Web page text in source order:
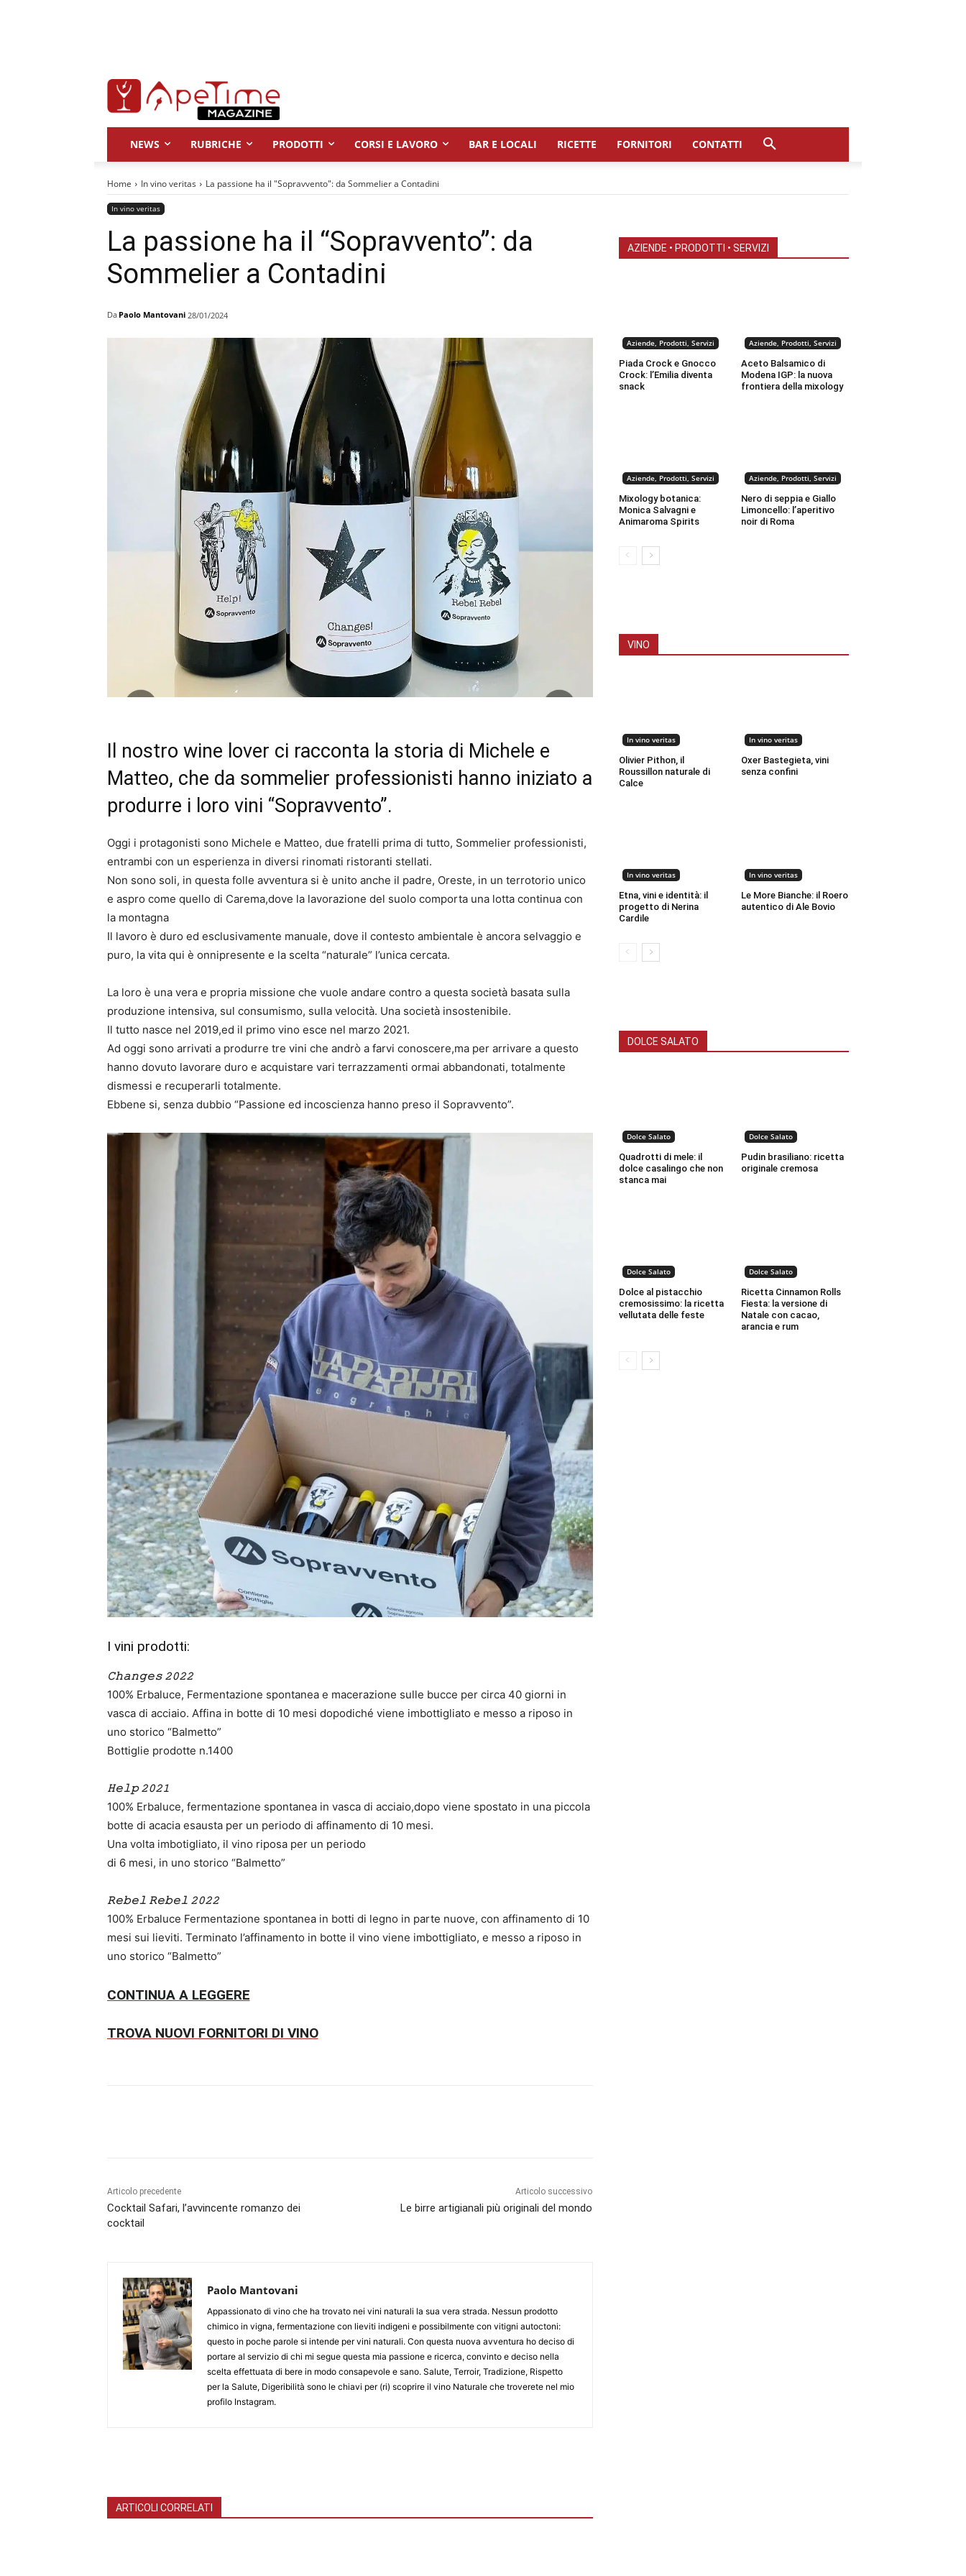
NEWS RUBRICHE PRODOTTI CORSI E LAVORO BAR E LOCALI RICETTE FORNITORI CONTATTI
Home In vino veritas La passione ha il "Sopravvento": da Sommelier a Contadini
In vino veritas
La passione ha il “Sopravvento”: da
Sommelier a Contadini
Da Paolo Mantovani 28/01/2024
Il nostro wine lover ci racconta la storia di Michele e
Matteo, che da sommelier professionisti hanno iniziato a
produrre i loro vini “Sopravvento”.
Oggi i protagonisti sono Michele e Matteo, due fratelli prima di tutto, Sommelier professionisti,
entrambi con un esperienza in diversi rinomati ristoranti stellati.
Non sono soli, in questa folle avventura si è unito anche il padre, Oreste, in un terrotorio unico
e aspro come quello di Carema,dove la lavorazione del suolo comporta una lotta continua con
la montagna
Il lavoro è duro ed esclusivamente manuale, dove il contesto ambientale è ancora selvaggio e
puro, la vita qui è onnipresente e la scelta “naturale” l’unica cercata.
La loro è una vera e propria missione che vuole andare contro a questa società basata sulla
produzione intensiva, sul consumismo, sulla velocità. Una società insostenibile.
Il tutto nasce nel 2019,ed il primo vino esce nel marzo 2021.
Ad oggi sono arrivati a produrre tre vini che andrò a farvi conoscere,ma per arrivare a questo
hanno dovuto lavorare duro e acquistare vari terrazzamenti ormai abbandonati, totalmente
dismessi e recuperarli totalmente.
Ebbene si, senza dubbio “Passione ed incoscienza hanno preso il Sopravvento”.
I vini prodotti:
𝙲𝚑𝚊𝚗𝚐𝚎𝚜 𝟸𝟶𝟸𝟸
100% Erbaluce, Fermentazione spontanea e macerazione sulle bucce per circa 40 giorni in
vasca di acciaio. Affina in botte di 10 mesi dopodiché viene imbottigliato e messo a riposo in
uno storico “Balmetto”
Bottiglie prodotte n.1400
𝙷𝚎𝚕𝚙 𝟸𝟶𝟸𝟷
100% Erbaluce, fermentazione spontanea in vasca di acciaio,dopo viene spostato in una piccola
botte di acacia esausta per un periodo di affinamento di 10 mesi.
Una volta imbotigliato, il vino riposa per un periodo
di 6 mesi, in uno storico “Balmetto”
𝚁𝚎𝚋𝚎𝚕 𝚁𝚎𝚋𝚎𝚕 𝟸𝟶𝟸𝟸
100% Erbaluce Fermentazione spontanea in botti di legno in parte nuove, con affinamento di 10
mesi sui lieviti. Terminato l’affinamento in botte il vino viene imbottigliato, e messo a riposo in
uno storico “Balmetto”
CONTINUA A LEGGERE
TROVA NUOVI FORNITORI DI VINO
Articolo precedente
Cocktail Safari, l’avvincente romanzo dei
cocktail
Articolo successivo
Le birre artigianali più originali del mondo
Paolo Mantovani
Appassionato di vino che ha trovato nei vini naturali la sua vera strada. Nessun prodotto
chimico in vigna, fermentazione con lieviti indigeni e possibilmente con vitigni autoctoni:
questo in poche parole si intende per vini naturali. Con questa nuova avventura ho deciso di
portare al servizio di chi mi segue questa mia passione e ricerca, convinto e deciso nella
scelta effettuata di bere in modo consapevole e sano. Salute, Terroir, Tradizione, Rispetto
per la Salute, Digeribilità sono le chiavi per (ri) scoprire il vino Naturale che troverete nel mio
profilo Instagram.
ARTICOLI CORRELATI
AZIENDE • PRODOTTI • SERVIZI
Aziende, Prodotti, Servizi
Piada Crock e Gnocco
Crock: l’Emilia diventa
snack
Aziende, Prodotti, Servizi
Aceto Balsamico di
Modena IGP: la nuova
frontiera della mixology
Aziende, Prodotti, Servizi
Mixology botanica:
Monica Salvagni e
Animaroma Spirits
Aziende, Prodotti, Servizi
Nero di seppia e Giallo
Limoncello: l’aperitivo
noir di Roma
VINO
In vino veritas
Olivier Pithon, il
Roussillon naturale di
Calce
In vino veritas
Oxer Bastegieta, vini
senza confini
In vino veritas
Etna, vini e identità: il
progetto di Nerina
Cardile
In vino veritas
Le More Bianche: il Roero
autentico di Ale Bovio
DOLCE SALATO
Dolce Salato
Quadrotti di mele: il
dolce casalingo che non
stanca mai
Dolce Salato
Pudin brasiliano: ricetta
originale cremosa
Dolce Salato
Dolce al pistacchio
cremosissimo: la ricetta
vellutata delle feste
Dolce Salato
Ricetta Cinnamon Rolls
Fiesta: la versione di
Natale con cacao,
arancia e rum